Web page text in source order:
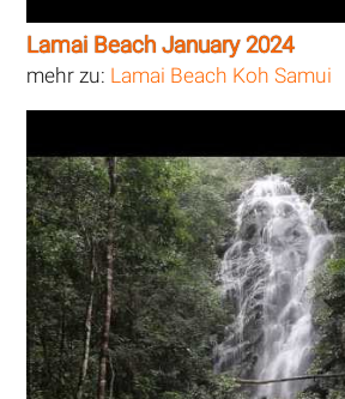
Lamai Beach January 2024
mehr zu: Lamai Beach Koh Samui